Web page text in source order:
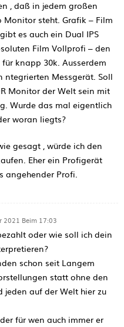
, daß in jedem großen
Monitor steht. Grafik – Film
es auch ein Dual IPS
Film Vollprofi – den
für knapp 30k. Ausserdem
ntegrierten Messgerät. Soll
Monitor der Welt sein mit
Wurde das mal eigentlich
woran liegts?
gesagt , würde ich den
Eher ein Profigerät
angehender Profi.
2021 Beim 17:03
oder wie soll ich dein
schon seit Langem
statt ohne den
jeden auf der Welt hier zu
für wen auch immer er